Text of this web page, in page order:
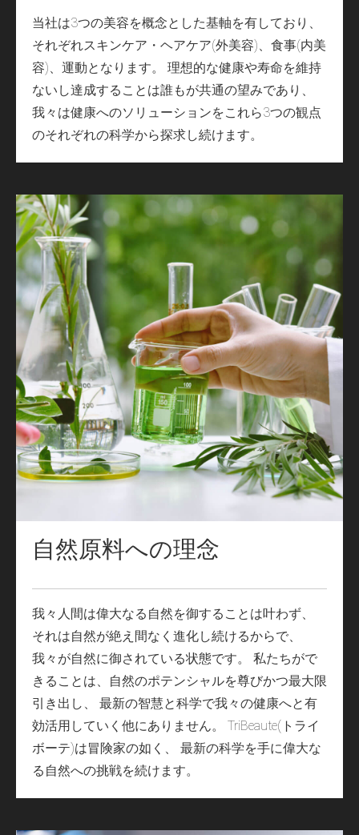
当社は3つの美容を概念とした基軸を有しており、
それぞれスキンケア・ヘアケア(外美容)、食事(内美
容)、運動となります。 理想的な健康や寿命を維持
ないし達成することは誰もが共通の望みであり、
我々は健康へのソリューションをこれら3つの観点
のそれぞれの科学から探求し続けます。
自然原料への理念
我々人間は偉大なる自然を御することは叶わず、
それは自然が絶え間なく進化し続けるからで、
我々が自然に御されている状態です。 私たちがで
きることは、自然のポテンシャルを尊びかつ最大限
引き出し、 最新の智慧と科学で我々の健康へと有
効活用していく他にありません。 TriBeaute(トライ
ボーテ)は冒険家の如く、 最新の科学を手に偉大な
る自然への挑戦を続けます。